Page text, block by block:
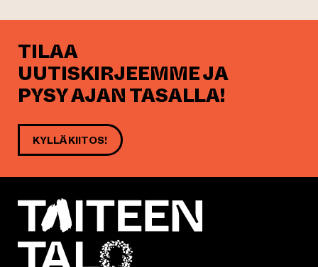
TILAA
UUTISKIRJEEMME JA
PYSY AJAN TASALLA!
KYLLÄ KIITOS!